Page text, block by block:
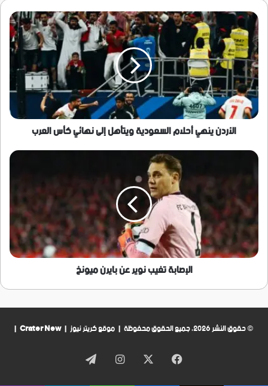
الأردن
ينهي
أحلام
السعودية
ويتأهل
إلى
نهائي
كأس
العرب
الأردن ينهي أحلام السعودية ويتأهل إلى نهائي كأس العرب
الإصابة
تغيب
نوير
عن
بايرن
ميونخ
الإصابة تغيب نوير عن بايرن ميونخ
© حقوق النشر 2026، جميع الحقوق محفوظة | موقع كريتر نيوز | Crater New
|
فيسبوك انستقرامتيلقرام